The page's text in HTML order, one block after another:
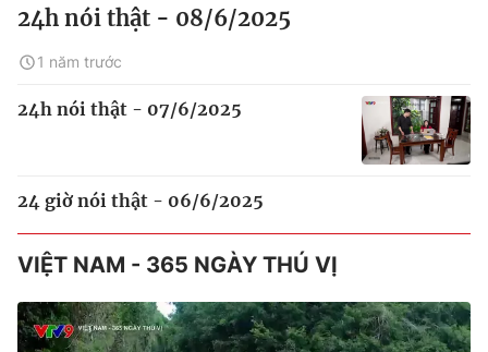
24h nói thật - 08/6/2025
1 năm trước
24h nói thật - 07/6/2025
24 giờ nói thật - 06/6/2025
VIỆT NAM - 365 NGÀY THÚ VỊ